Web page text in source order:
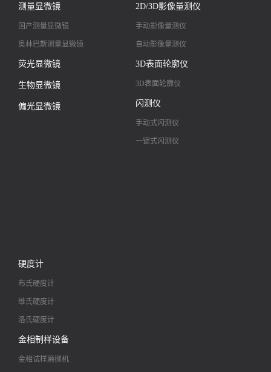
大景深视频显微镜
高清镜头
测量显微镜
国产测量显微镜
奥林巴斯测量显微镜
荧光显微镜
生物显微镜
偏光显微镜
2D/3D影像量测仪
手动影像量测仪
自动影像量测仪
3D表面轮廓仪
3D表面轮廓仪
闪测仪
手动式闪测仪
一键式闪测仪
硬度计
布氏硬度计
维氏硬度计
洛氏硬度计
金相制样设备
金相试样磨抛机